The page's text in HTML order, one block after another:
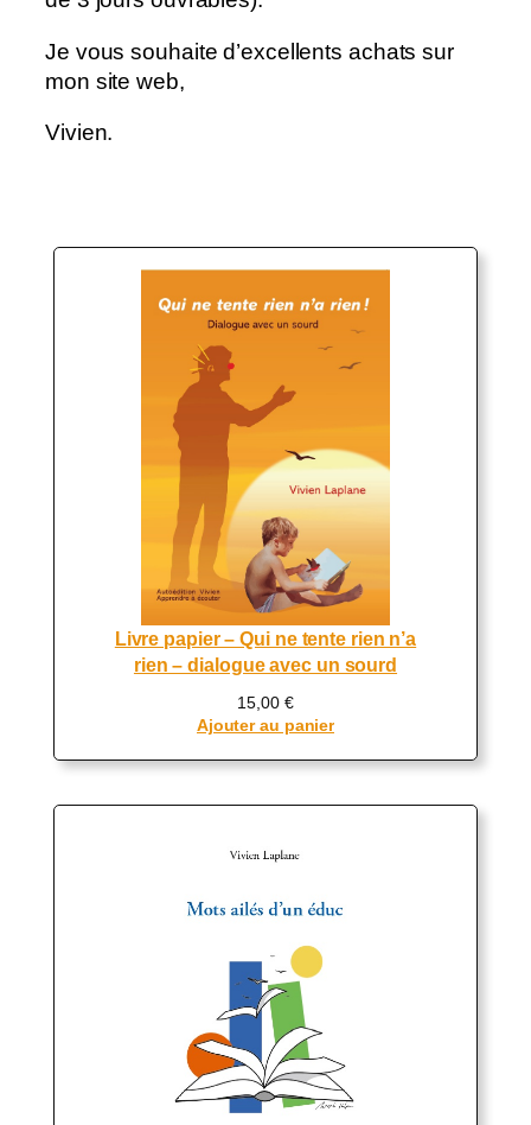
Je vous souhaite d’excellents achats sur
mon site web,
Vivien.
Livre papier – Qui ne tente rien n’a
rien – dialogue avec un sourd
15,00 €
Ajouter au panier